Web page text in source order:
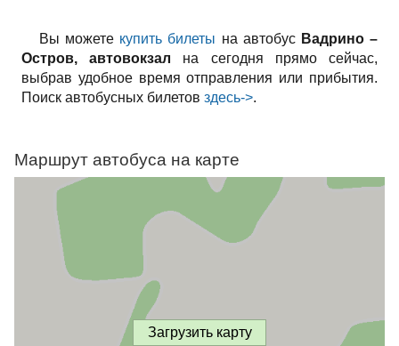
Вы можете купить билеты на автобус Вадрино –
Остров, автовокзал на сегодня прямо сейчас,
выбрав удобное время отправления или прибытия.
Поиск автобусных билетов здесь->.
Маршрут автобуса на карте
Загрузить карту